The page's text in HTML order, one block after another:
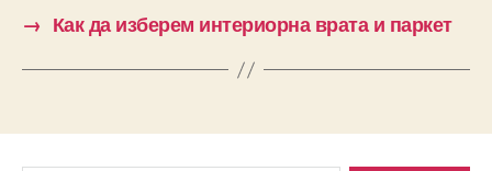
→ Как да изберем интериорна врата и паркет